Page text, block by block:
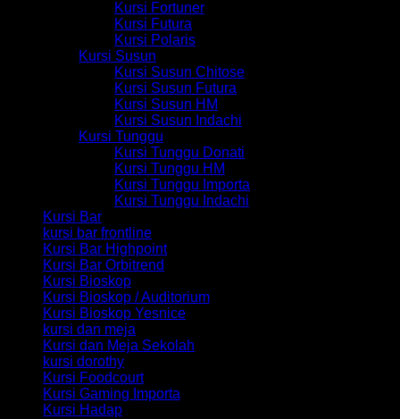
Kursi Fortuner
Kursi Futura
Kursi Polaris
Kursi Susun
Kursi Susun Chitose
Kursi Susun Futura
Kursi Susun HM
Kursi Susun Indachi
Kursi Tunggu
Kursi Tunggu Donati
Kursi Tunggu HM
Kursi Tunggu Importa
Kursi Tunggu Indachi
Kursi Bar
kursi bar frontline
Kursi Bar Highpoint
Kursi Bar Orbitrend
Kursi Bioskop
Kursi Bioskop / Auditorium
Kursi Bioskop Yesnice
kursi dan meja
Kursi dan Meja Sekolah
kursi dorothy
Kursi Foodcourt
Kursi Gaming Importa
Kursi Hadap